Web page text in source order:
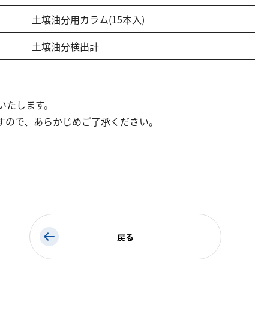
土壌油分用カラム(15本入)
土壌油分検出計
します。
で、あらかじめご了承ください。
戻る